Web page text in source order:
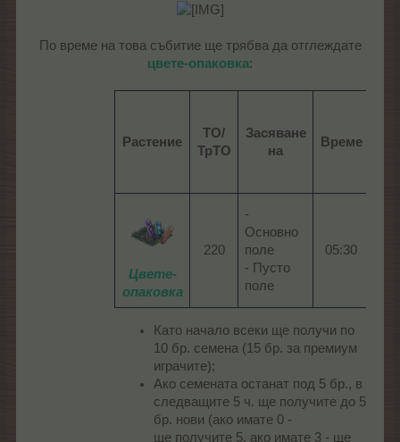
По време на това събитие ще трябва да отглеждате
цвете-опаковка:
Растение
ТО/
ТрТО
Засяване
на
Време
Цвете-
опаковка
220​
-
Основно
поле
- Пусто
поле
05:30​
Като начало всеки ще получи по
10 бр. семена (15 бр. за премиум
играчите);
Ако семената останат под 5 бр., в
следващите 5 ч. ще получите до 5
бр. нови (ако имате 0 -
ще получите 5, ако имате 3 - ще